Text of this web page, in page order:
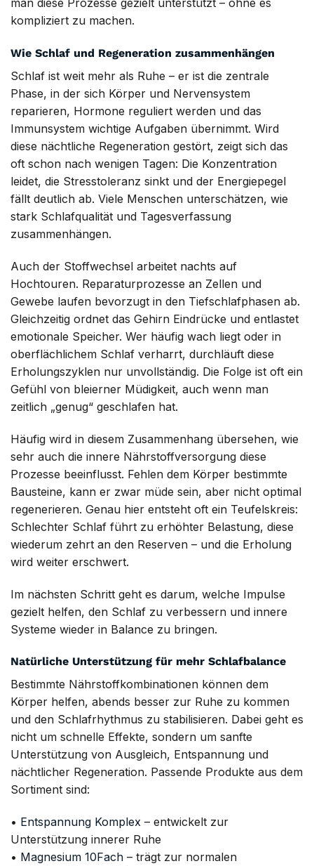
man diese Prozesse gezielt unterstützt – ohne es
kompliziert zu machen.
Wie Schlaf und Regeneration zusammenhängen
Schlaf ist weit mehr als Ruhe – er ist die zentrale
Phase, in der sich Körper und Nervensystem
reparieren, Hormone reguliert werden und das
Immunsystem wichtige Aufgaben übernimmt. Wird
diese nächtliche Regeneration gestört, zeigt sich das
oft schon nach wenigen Tagen: Die Konzentration
leidet, die Stresstoleranz sinkt und der Energiepegel
fällt deutlich ab. Viele Menschen unterschätzen, wie
stark Schlafqualität und Tagesverfassung
zusammenhängen.
Auch der Stoffwechsel arbeitet nachts auf
Hochtouren. Reparaturprozesse an Zellen und
Gewebe laufen bevorzugt in den Tiefschlafphasen ab.
Gleichzeitig ordnet das Gehirn Eindrücke und entlastet
emotionale Speicher. Wer häufig wach liegt oder in
oberflächlichem Schlaf verharrt, durchläuft diese
Erholungszyklen nur unvollständig. Die Folge ist oft ein
Gefühl von bleierner Müdigkeit, auch wenn man
zeitlich „genug“ geschlafen hat.
Häufig wird in diesem Zusammenhang übersehen, wie
sehr auch die innere Nährstoffversorgung diese
Prozesse beeinflusst. Fehlen dem Körper bestimmte
Bausteine, kann er zwar müde sein, aber nicht optimal
regenerieren. Genau hier entsteht oft ein Teufelskreis:
Schlechter Schlaf führt zu erhöhter Belastung, diese
wiederum zehrt an den Reserven – und die Erholung
wird weiter erschwert.
Im nächsten Schritt geht es darum, welche Impulse
gezielt helfen, den Schlaf zu verbessern und innere
Systeme wieder in Balance zu bringen.
Natürliche Unterstützung für mehr Schlafbalance
Bestimmte Nährstoffkombinationen können dem
Körper helfen, abends besser zur Ruhe zu kommen
und den Schlafrhythmus zu stabilisieren. Dabei geht es
nicht um schnelle Effekte, sondern um sanfte
Unterstützung von Ausgleich, Entspannung und
nächtlicher Regeneration. Passende Produkte aus dem
Sortiment sind:
• Entspannung Komplex – entwickelt zur
Unterstützung innerer Ruhe
• Magnesium 10Fach – trägt zur normalen